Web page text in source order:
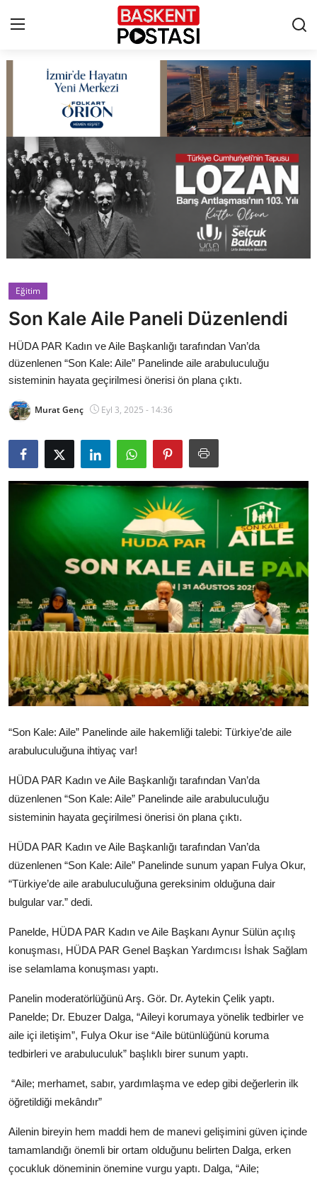
Çerez Politikası
Künye
Ankara
TBMM
Cumhurbaşkanlığı
Siyasi Partiler
Mülki İdare
Toplum ve Yaşam
Kamu Kurumları ve Üst Kurullar
Resmi Reklamlar
Eğitim
Son Kale Aile Paneli Düzenlendi
HÜDA PAR Kadın ve Aile Başkanlığı tarafından Van’da
düzenlenen “Son Kale: Aile” Panelinde aile arabuluculuğu
sisteminin hayata geçirilmesi önerisi ön plana çıktı.
Murat Genç Eyl 3, 2025 - 14:36
“Son Kale: Aile” Panelinde aile hakemliği talebi: Türkiye’de aile
arabuluculuğuna ihtiyaç var!
HÜDA PAR Kadın ve Aile Başkanlığı tarafından Van’da
düzenlenen “Son Kale: Aile” Panelinde aile arabuluculuğu
sisteminin hayata geçirilmesi önerisi ön plana çıktı.
HÜDA PAR Kadın ve Aile Başkanlığı tarafından Van’da
düzenlenen “Son Kale: Aile” Panelinde sunum yapan Fulya Okur,
“Türkiye’de aile arabuluculuğuna gereksinim olduğuna dair
bulgular var.” dedi.
Panelde, HÜDA PAR Kadın ve Aile Başkanı Aynur Sülün açılış
konuşması, HÜDA PAR Genel Başkan Yardımcısı İshak Sağlam
ise selamlama konuşması yaptı.
Panelin moderatörlüğünü Arş. Gör. Dr. Aytekin Çelik yaptı.
Panelde; Dr. Ebuzer Dalga, “Aileyi korumaya yönelik tedbirler ve
aile içi iletişim”, Fulya Okur ise “Aile bütünlüğünü koruma
tedbirleri ve arabuluculuk” başlıklı birer sunum yaptı.
“Aile; merhamet, sabır, yardımlaşma ve edep gibi değerlerin ilk
öğretildiği mekândır”
Ailenin bireyin hem maddi hem de manevi gelişimini güven içinde
tamamlandığı önemli bir ortam olduğunu belirten Dalga, erken
çocukluk döneminin önemine vurgu yaptı. Dalga, “Aile;